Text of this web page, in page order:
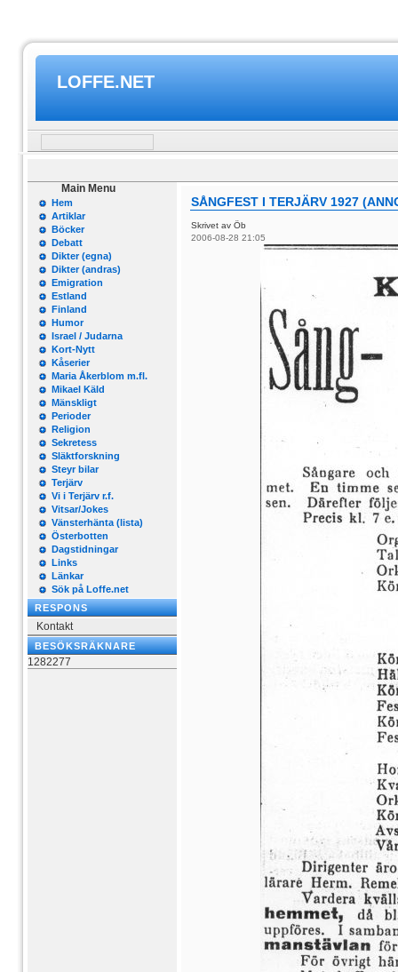
LOFFE.NET
Main Menu
Hem
Artiklar
Böcker
Debatt
Dikter (egna)
Dikter (andras)
Emigration
Estland
Finland
Humor
Israel / Judarna
Kort-Nytt
Kåserier
Maria Åkerblom m.fl.
Mikael Käld
Mänskligt
Perioder
Religion
Sekretess
Släktforskning
Steyr bilar
Terjärv
Vi i Terjärv r.f.
Vitsar/Jokes
Vänsterhänta (lista)
Österbotten
Dagstidningar
Links
Länkar
Sök på Loffe.net
RESPONS
Kontakt
BESÖKSRÄKNARE
1282277
SÅNGFEST I TERJÄRV 1927
Skrivet av Öb
2006-08-28 21:05